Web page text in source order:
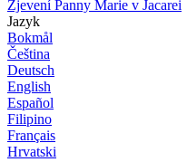
Zjevení Panny Marie v Jacarei
Jazyk
Bokmål
Čeština
Deutsch
English
Español
Filipino
Français
Hrvatski